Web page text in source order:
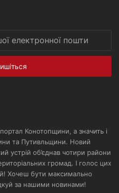
Конотопщини, а значить і
та Путивльщини. Новий
устрій об’єднав чотири райони
громад. І голос цих
Хочеш бути максимально
за нашими новинами!